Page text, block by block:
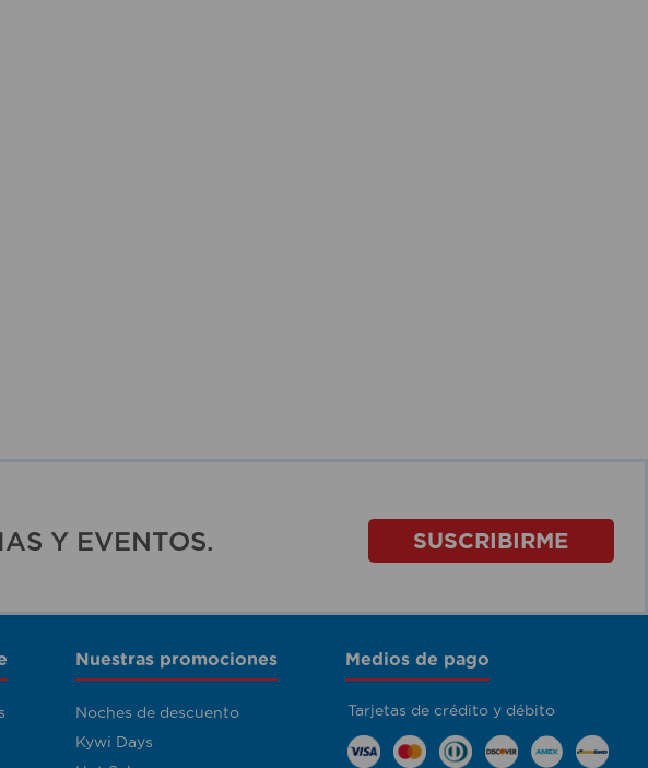
Y EVENTOS. SUSCRIBIRME
Nuestras promociones
Noches de descuento
Kywi Days
Medios de pago
Tarjetas de crédito y débito